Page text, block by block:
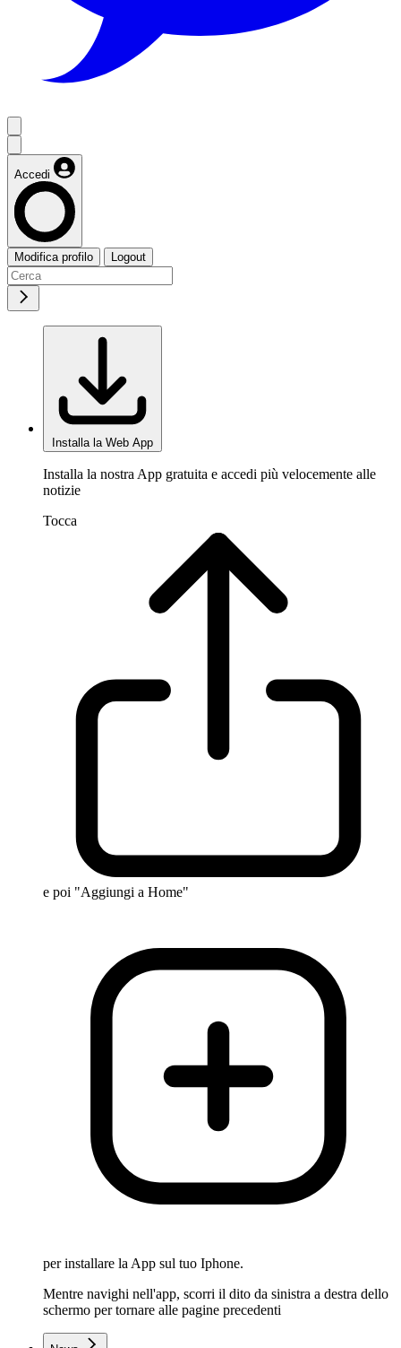
Accedi
Modifica profilo Logout
Installa la Web App
Installa la nostra App gratuita e accedi più velocemente alle
notizie
Tocca
e poi "Aggiungi a Home"
per installare la App sul tuo Iphone.
Mentre navighi nell'app, scorri il dito da sinistra a destra dello
schermo per tornare alle pagine precedenti